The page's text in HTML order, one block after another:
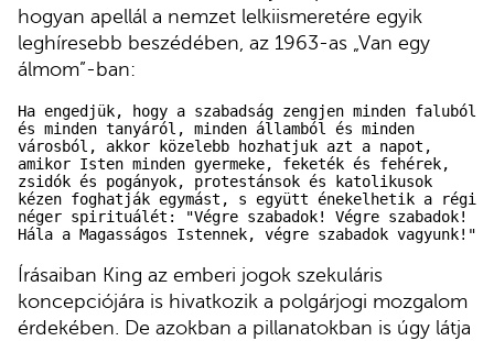
hogyan apellál a nemzet lelkiismeretére egyik
leghíresebb beszédében, az 1963-as „Van egy
álmom”-ban:
Ha engedjük, hogy a szabadság zengjen minden faluból
és minden tanyáról, minden államból és minden
városból, akkor közelebb hozhatjuk azt a napot,
amikor Isten minden gyermeke, feketék és fehérek,
zsidók és pogányok, protestánsok és katolikusok
kézen foghatják egymást, s együtt énekelhetik a régi
néger spirituálét: "Végre szabadok! Végre szabadok!
Hála a Magasságos Istennek, végre szabadok vagyunk!"
Írásaiban King az emberi jogok szekuláris
koncepciójára is hivatkozik a polgárjogi mozgalom
érdekében. De azokban a pillanatokban is úgy látja